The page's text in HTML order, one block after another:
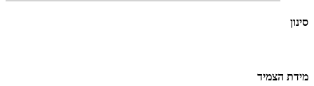
סינון
מידת הצמיד